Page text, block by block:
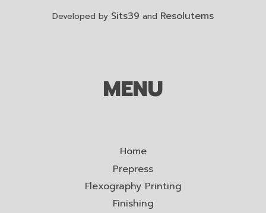
Developed by Sits39 and Resolutems
MENU
Home
Prepress
Flexography Printing
Finishing